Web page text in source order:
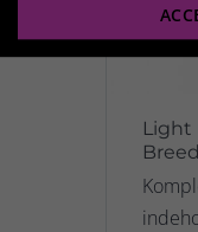
Light